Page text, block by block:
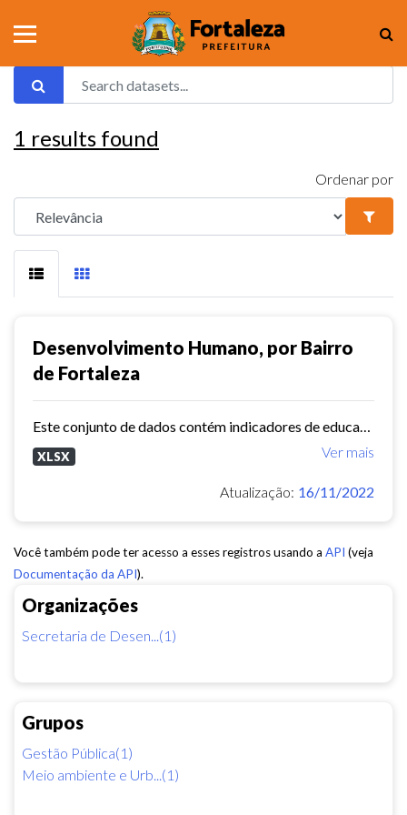
Organizações
Secretaria de Desen...(1)
Grupos
Gestão Pública(1)
Meio ambiente e Urb...(1)
1 results found
Ordenar por
Desenvolvimento Humano, por Bairro
de Fortaleza
Ver mais
XLSX
Atualização: 16/11/2022
Você também pode ter acesso a esses registros usando a API (veja
Documentação da API).